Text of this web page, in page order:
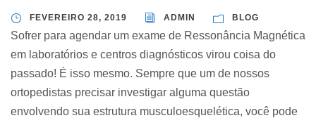
FEVEREIRO 28, 2019 ADMIN BLOG
Sofrer para agendar um exame de Ressonância Magnética
em laboratórios e centros diagnósticos virou coisa do
passado! É isso mesmo. Sempre que um de nossos
ortopedistas precisar investigar alguma questão
envolvendo sua estrutura musculoesquelética, você pode